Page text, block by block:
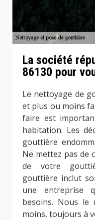
La société
86130 pour
Le nettoyage de
et plus ou moins
faire est
habitation. Les
gouttière
Ne mettez pas de
de votre
gouttière inclut
une entreprise
besoins. Nous
moins, toujours à